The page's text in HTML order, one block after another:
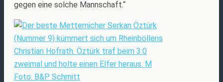
gegen eine solche Mannschaft.“